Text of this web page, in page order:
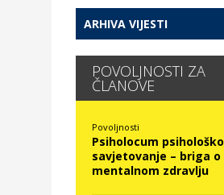
ARHIVA VIJESTI
POVOLJNOSTI ZA
ČLANOVE
Povoljnosti
Psiholocum psihološko
savjetovanje – briga o
mentalnom zdravlju